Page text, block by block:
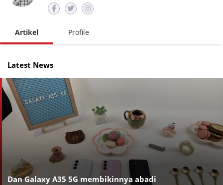
Artikel Profile
Latest News
Dan Galaxy A35 5G membikinnya abadi